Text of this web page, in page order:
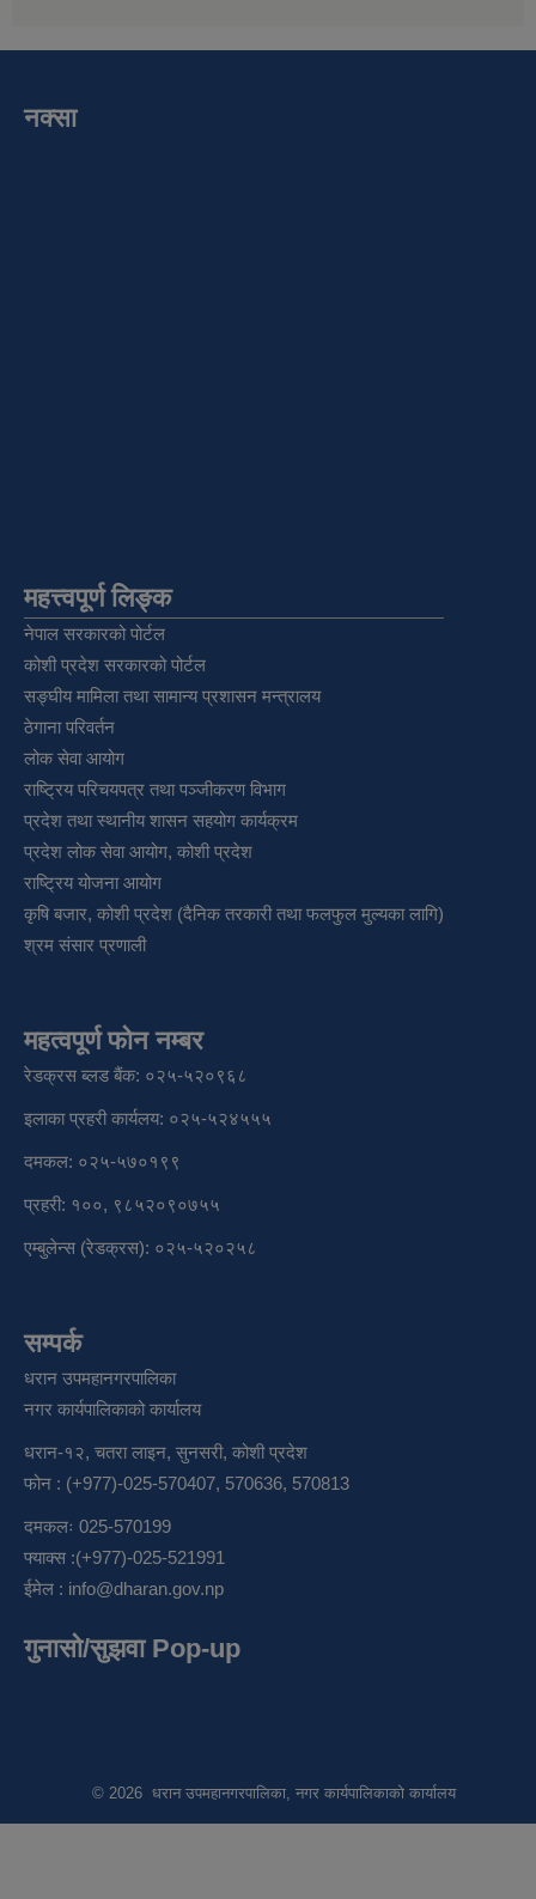
नक्सा
महत्त्वपूर्ण लिङ्क
नेपाल सरकारको पोर्टल
कोशी प्रदेश सरकारको पोर्टल
सङ्‍घीय मामिला तथा सामान्य प्रशासन मन्त्रालय
ठेगाना परिवर्तन
लोक सेवा आयोग
राष्ट्रिय परिचयपत्र तथा पञ्‍जीकरण विभाग
प्रदेश तथा स्थानीय शासन सहयोग कार्यक्रम
प्रदेश लोक सेवा आयोग, कोशी प्रदेश
राष्ट्रिय योजना आयोग
कृषि बजार, कोशी प्रदेश (दैनिक तरकारी तथा फलफुल मुल्यका लागि)
श्रम संसार प्रणाली
महत्वपूर्ण फोन नम्बर
रेडक्रस ब्लड बैंक: ०२५-५२०९६८
इलाका प्रहरी कार्यलय: ०२५-५२४५५५
दमकल: ०२५-५७०१९९
प्रहरी: १००, ९८५२०९०७५५
एम्बुलेन्स (रेडक्रस): ०२५-५२०२५८
सम्पर्क
धरान उपमहानगरपालिका
नगर कार्यपालिकाको कार्यालय
धरान-१२, चतरा लाइन, सुनसरी, कोशी प्रदेश
फोन : (+977)-025-570407, 570636, 570813
दमकलः 025-570199
फ्याक्स :(+977)-025-521991
ईमेल : info@dharan.gov.np
गुनासो/सुझवा Pop-up
© 2026 धरान उपमहानगरपालिका, नगर कार्यपालिकाको कार्यालय